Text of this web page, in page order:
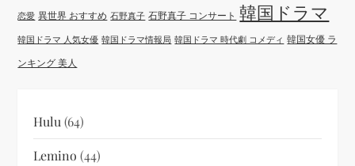
恋愛 異世界 おすすめ 石野真子 石野真子 コンサート 韓国ドラマ
韓国ドラマ 人気女優 韓国ドラマ情報局 韓国ドラマ 時代劇 コメディ 韓国女優 ラ
ンキング 美人
Hulu (64)
Lemino (44)